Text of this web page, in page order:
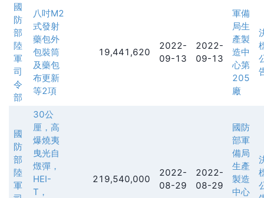
國
防
部
陸
軍
司
令
部
八吋M2
式發射
藥包外
包裝筒
及藥包
布更新
等2項
19,441,620
2022-
09-13
2022-
09-13
軍備
局生
產製
造中
心第
205
廠
國
防
部
陸
軍
30公
厘，高
爆燒夷
曳光自
燬彈，
HEI-
T，
219,540,000
2022-
08-29
2022-
08-29
國防
部軍
備局
生產
製造
中心